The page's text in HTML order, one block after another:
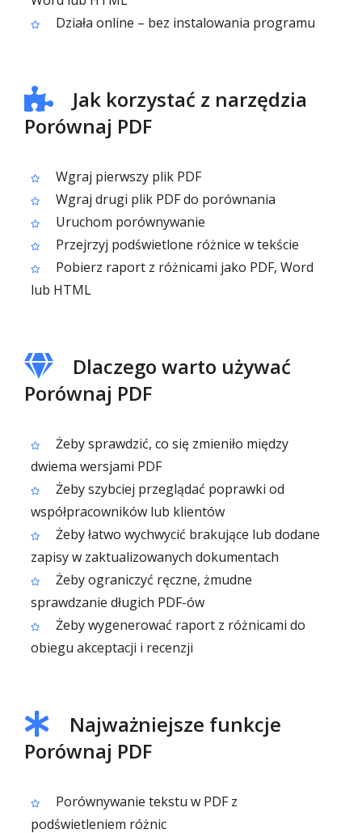
Działa online – bez instalowania programu
Jak korzystać z narzędzia
Porównaj PDF
Wgraj pierwszy plik PDF
Wgraj drugi plik PDF do porównania
Uruchom porównywanie
Przejrzyj podświetlone różnice w tekście
Pobierz raport z różnicami jako PDF, Word
lub HTML
Dlaczego warto używać
Porównaj PDF
Żeby sprawdzić, co się zmieniło między
dwiema wersjami PDF
Żeby szybciej przeglądać poprawki od
współpracowników lub klientów
Żeby łatwo wychwycić brakujące lub dodane
zapisy w zaktualizowanych dokumentach
Żeby ograniczyć ręczne, żmudne
sprawdzanie długich PDF-ów
Żeby wygenerować raport z różnicami do
obiegu akceptacji i recenzji
Najważniejsze funkcje
Porównaj PDF
Porównywanie tekstu w PDF z
podświetleniem różnic